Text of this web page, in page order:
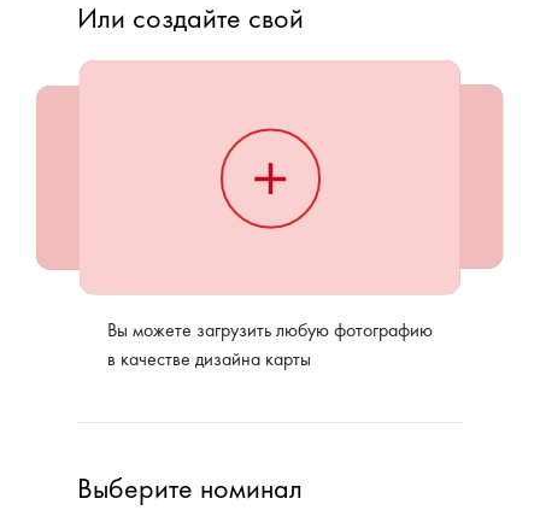
Или создайте свой
Вы можете загрузить любую фотографию
в качестве дизайна карты
Выберите номинал